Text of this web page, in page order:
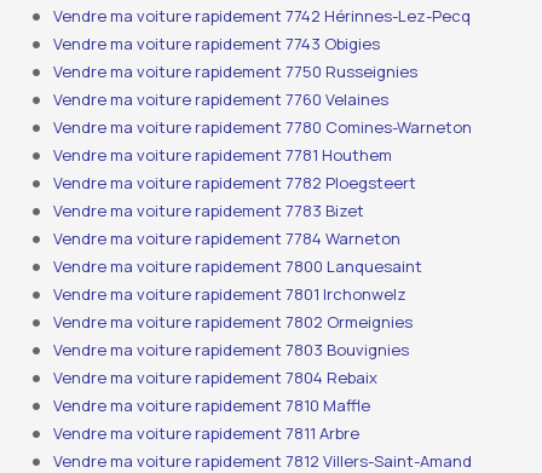
Vendre ma voiture rapidement 7742 Hérinnes-Lez-Pecq
Vendre ma voiture rapidement 7743 Obigies
Vendre ma voiture rapidement 7750 Russeignies
Vendre ma voiture rapidement 7760 Velaines
Vendre ma voiture rapidement 7780 Comines-Warneton
Vendre ma voiture rapidement 7781 Houthem
Vendre ma voiture rapidement 7782 Ploegsteert
Vendre ma voiture rapidement 7783 Bizet
Vendre ma voiture rapidement 7784 Warneton
Vendre ma voiture rapidement 7800 Lanquesaint
Vendre ma voiture rapidement 7801 Irchonwelz
Vendre ma voiture rapidement 7802 Ormeignies
Vendre ma voiture rapidement 7803 Bouvignies
Vendre ma voiture rapidement 7804 Rebaix
Vendre ma voiture rapidement 7810 Maffle
Vendre ma voiture rapidement 7811 Arbre
Vendre ma voiture rapidement 7812 Villers-Saint-Amand